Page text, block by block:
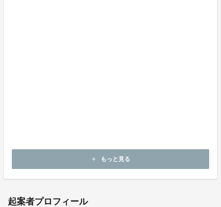
add もっと見る
起案者プロフィール